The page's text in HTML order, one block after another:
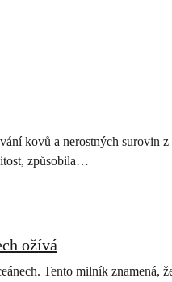
kovů a nerostných surovin z
způsobila…
ožívá
Tento milník znamená,